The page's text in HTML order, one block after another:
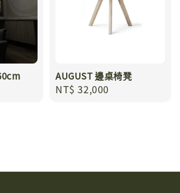
AUGUST 邊桌椅凳
Regular
NT$ 32,000